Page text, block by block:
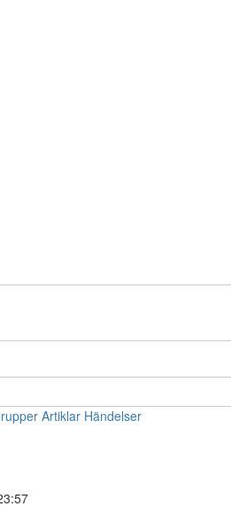
Artiklar Händelser